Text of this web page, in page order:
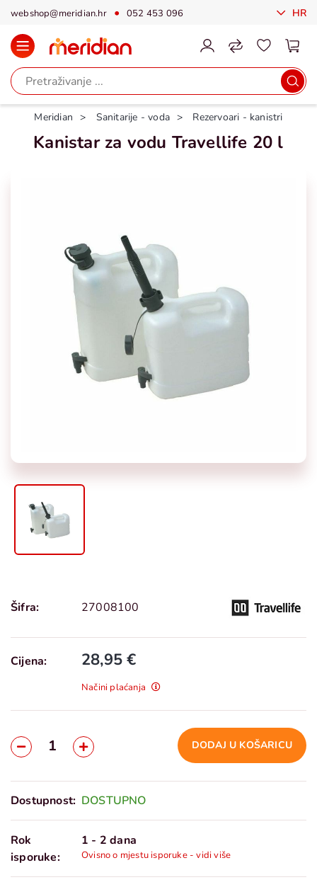
webshop@meridian.hr 052 453 096 HR
Meridian Sanitarije - voda Rezervoari - kanistri
Kanistar za vodu Travellife 20 l
Šifra: 27008100
Cijena: 28,95 €
Načini plaćanja
DODAJ U KOŠARICU
Dostupnost: DOSTUPNO
Rok
isporuke:
1 - 2 dana
Ovisno o mjestu isporuke - vidi više